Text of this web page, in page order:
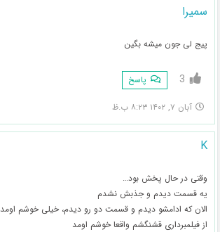
سمیرا
پیج لی جون میشه بگین
3 پاسخ
آبان ۷, ۱۴۰۲ ۸:۲۳ ب.ظ
K
وقتی در حال پخش بود…
یه قسمت دیدم و جذبش نشدم
الان که ادامشو دیدم و قسمت دو رو دیدم، خیلی خوشم اومد
از فیلمبرداری قشنگشم واقعا خوشم اومد